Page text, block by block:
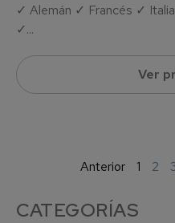
CATEGORÍAS
✓ Alemán ✓ Francés ✓
✓...
Ver
Anterior 1 2